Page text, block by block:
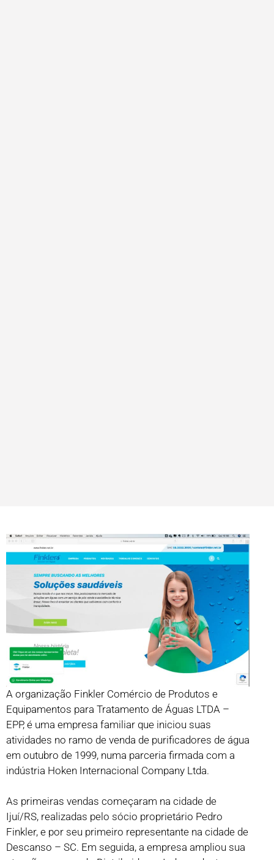
A organização Finkler Comércio de Produtos e
Equipamentos para Tratamento de Águas LTDA –
EPP, é uma empresa familiar que iniciou suas
atividades no ramo de venda de purificadores de água
em outubro de 1999, numa parceria firmada com a
indústria Hoken Internacional Company Ltda.
As primeiras vendas começaram na cidade de
Ijuí/RS, realizadas pelo sócio proprietário Pedro
Finkler, e por seu primeiro representante na cidade de
Descanso – SC. Em seguida, a empresa ampliou sua